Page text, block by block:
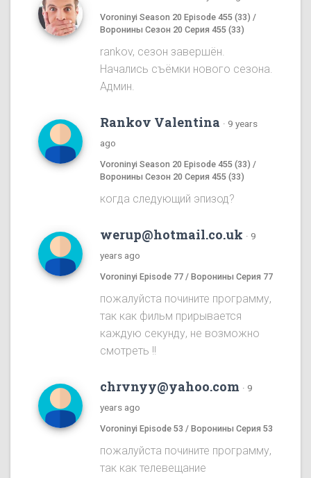
Voroninyi Season 20 Episode 455 (33) /
Воронины Сезон 20 Серия 455 (33)
rankov, сезон завершён.
Начались съёмки нового сезона.
Админ.
Rankov Valentina · 9 years
ago
Voroninyi Season 20 Episode 455 (33) /
Воронины Сезон 20 Серия 455 (33)
когда следующий эпизод?
werup@hotmail.co.uk · 9
years ago
Voroninyi Episode 77 / Воронины Серия 77
пожалуйста почините программу,
так как фильм прирывается
каждую секунду, не возможно
смотреть !!
chrvnyy@yahoo.com · 9
years ago
Voroninyi Episode 53 / Воронины Серия 53
пожалуйста почините программу,
так как телевещание